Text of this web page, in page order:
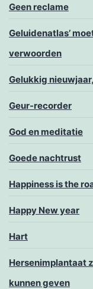
Geen reclame
Geluidenatlas’
verwoorden
Gelukkig
Geur-recorder
God en meditatie
Goede nachtrust
Happiness is the
Happy New year
Hart
Hersenimplantaat
kunnen geven